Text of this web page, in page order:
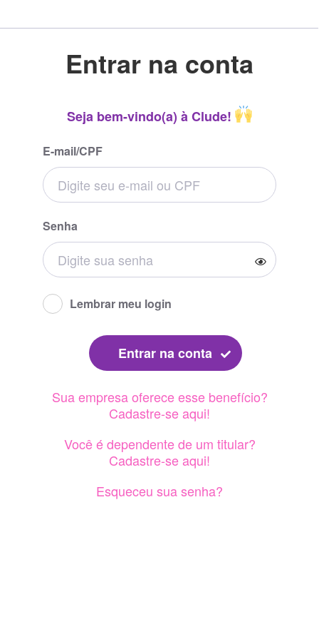
Entrar na conta
Seja bem-vindo(a) à Clude!
E-mail/CPF
Senha
Lembrar meu login
Entrar na conta
Sua empresa oferece esse benefício?
Cadastre-se aqui!
Você é dependente de um titular?
Cadastre-se aqui!
Esqueceu sua senha?